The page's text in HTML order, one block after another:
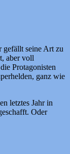
gefällt seine Art zu
aber voll
Protagonisten
ganz wie
letztes Jahr in
Oder